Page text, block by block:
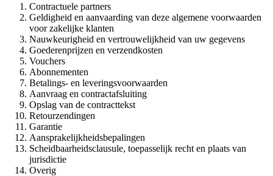
Contractuele partners
Geldigheid en aanvaarding van deze algemene voorwaarden
voor zakelijke klanten
Nauwkeurigheid en vertrouwelijkheid van uw gegevens
Goederenprijzen en verzendkosten
Vouchers
Abonnementen
Betalings- en leveringsvoorwaarden
Aanvraag en contractafsluiting
Opslag van de contracttekst
Retourzendingen
Garantie
Aansprakelijkheidsbepalingen
Scheidbaarheidsclausule, toepasselijk recht en plaats van
jurisdictie
Overig